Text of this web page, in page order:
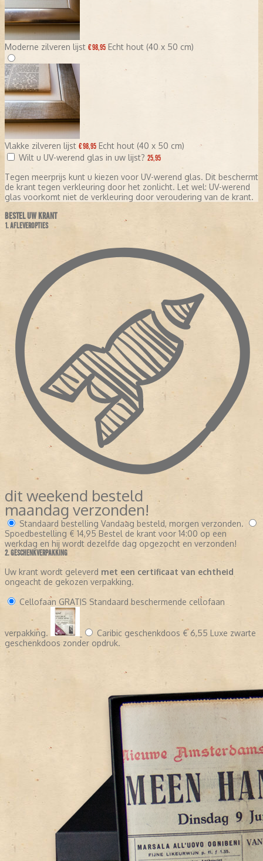
Moderne zilveren lijst € 98,95 Echt hout (40 x 50 cm)
Vlakke zilveren lijst € 98,95 Echt hout (40 x 50 cm)
Wilt u UV-werend glas in uw lijst? 25,95
Tegen meerprijs kunt u kiezen voor UV-werend glas. Dit beschermt
de krant tegen verkleuring door het zonlicht. Let wel: UV-werend
glas voorkomt niet de verkleuring door veroudering van de krant.
BESTEL UW KRANT
1. AFLEVEROPTIES
dit weekend besteld
maandag verzonden!
Standaard bestelling Vandaag besteld, morgen verzonden.
Spoedbestelling € 14,95 Bestel de krant voor 14:00 op een
werkdag en hij wordt dezelfde dag opgezocht en verzonden!
2. GESCHENKVERPAKKING
Uw krant wordt geleverd met een certificaat van echtheid
ongeacht de gekozen verpakking.
Cellofaan GRATIS Standaard beschermende cellofaan
verpakking. Caribic geschenkdoos € 6,55 Luxe zwarte
geschenkdoos zonder opdruk.